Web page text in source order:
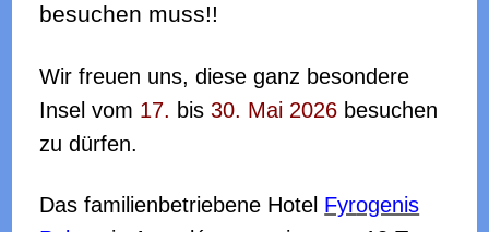
besuchen muss!!
Wir freuen uns, diese ganz besondere
Insel vom 17. bis30. Mai 2026 besuchen
zu dürfen.
Das familienbetriebene Hotel Fyrogenis